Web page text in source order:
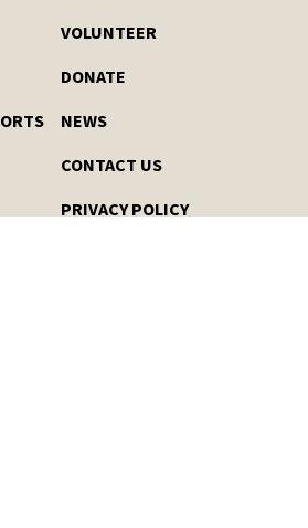
VOLUNTEER
DONATE
NEWS
CONTACT US
PRIVACY POLICY